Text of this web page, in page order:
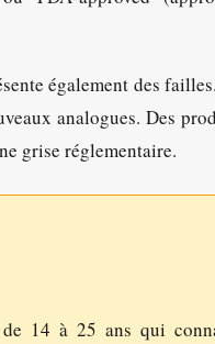
également des
analogues. Des
grise réglementaire.
14 à 25 ans qui